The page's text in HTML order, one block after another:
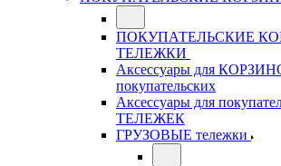
ПОКУПАТЕЛЬСКИЕ
ТЕЛЕЖКИ
Аксессуары для
покупательских
Аксессуары для
ТЕЛЕЖЕК
ГРУЗОВЫЕ тележки